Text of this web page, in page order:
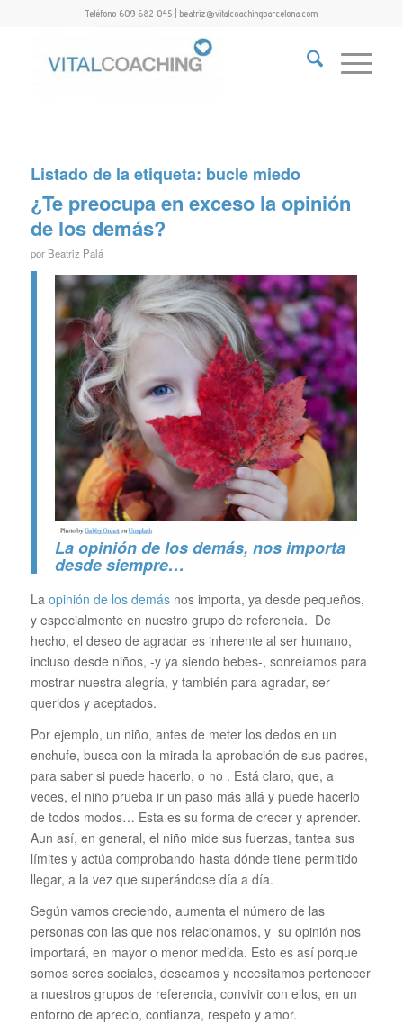
Teléfono 609 682 045 | beatriz@vitalcoachingbarcelona.com
Listado de la etiqueta: bucle miedo
¿Te preocupa en exceso la opinión
de los demás?
por Beatriz Palá
La opinión de los demás, nos importa
desde siempre…
Laopinión de los demásnos importa, ya desde pequeños,
y especialmente en nuestro grupo de referencia. De
hecho, el deseo de agradar es inherente al ser humano,
incluso desde niños, -y ya siendo bebes-, sonreíamos para
mostrar nuestra alegría, y también para agradar, ser
queridos y aceptados.
Por ejemplo, un niño, antes de meter los dedos en un
enchufe, busca con la mirada la aprobación de sus padres,
para saber si puede hacerlo, o no . Está claro, que, a
veces, el niño prueba ir un paso más allá y puede hacerlo
de todos modos… Esta es su forma de crecer y aprender.
Aun así, en general, el niño mide sus fuerzas, tantea sus
límites y actúa comprobando hasta dónde tiene permitido
llegar, a la vez que superándose día a día.
Según vamos creciendo, aumenta el número de las
personas con las que nos relacionamos, y su opinión nos
importará, en mayor o menor medida. Esto es así porque
somos seres sociales, deseamos y necesitamos pertenecer
a nuestros grupos de referencia, convivir con ellos, en un
entorno de aprecio, confianza, respeto y amor.